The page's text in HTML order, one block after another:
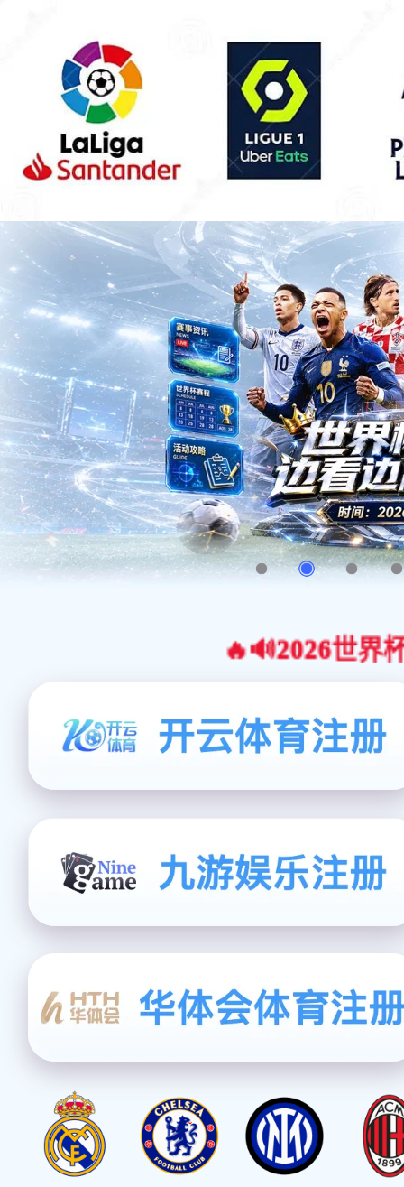
🔥🔊2026世界杯官